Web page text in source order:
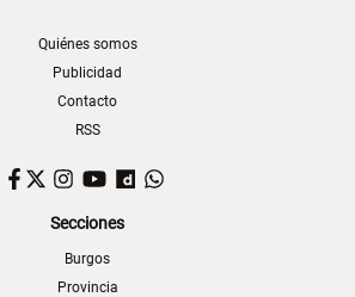
Quiénes somos
Publicidad
Contacto
RSS
Facebook
TwitterInstagram
YouTubeDailymotion
Secciones
Burgos
Provincia